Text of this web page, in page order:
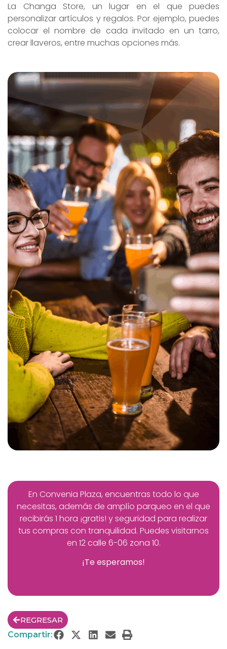
La Changa Store, un lugar en el que puedes
personalizar artículos y regalos. Por ejemplo, puedes
colocar el nombre de cada invitado en un tarro,
crear llaveros, entre muchas opciones más.
En Convenia Plaza, encuentras todo lo que
necesitas, además de amplío parqueo en el que
recibirás 1 hora ¡gratis! y seguridad para realizar
tus compras con tranquilidad. Puedes visitarnos
en 12 calle 6-06 zona 10.
¡Te esperamos!
REGRESAR
Compartir: